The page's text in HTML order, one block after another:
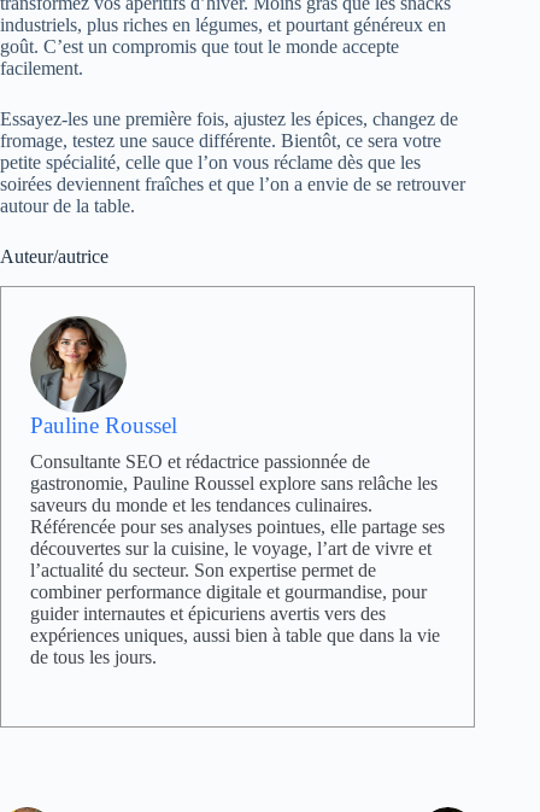
industriels, plus riches en légumes, et pourtant généreux en
goût. C’est un compromis que tout le monde accepte
facilement.
Essayez-les une première fois, ajustez les épices, changez de
fromage, testez une sauce différente. Bientôt, ce sera votre
petite spécialité, celle que l’on vous réclame dès que les
soirées deviennent fraîches et que l’on a envie de se retrouver
autour de la table.
Auteur/autrice
Pauline Roussel
Consultante SEO et rédactrice passionnée de
gastronomie, Pauline Roussel explore sans relâche les
saveurs du monde et les tendances culinaires.
Référencée pour ses analyses pointues, elle partage ses
découvertes sur la cuisine, le voyage, l’art de vivre et
l’actualité du secteur. Son expertise permet de
combiner performance digitale et gourmandise, pour
guider internautes et épicuriens avertis vers des
expériences uniques, aussi bien à table que dans la vie
de tous les jours.